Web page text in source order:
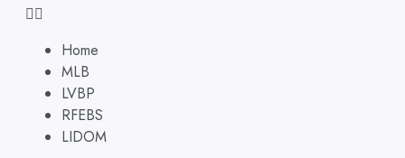
Home
MLB
LVBP
RFEBS
LIDOM